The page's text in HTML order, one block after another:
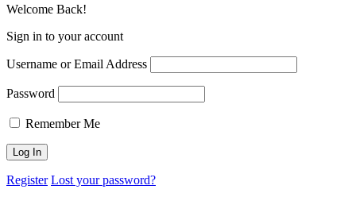
Welcome Back!
Sign in to your account
Username or Email Address
Password
Remember Me
Register Lost your password?